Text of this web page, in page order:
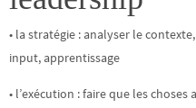
• la stratégie : analyser le
input, apprentissage
• l’exécution : faire que les